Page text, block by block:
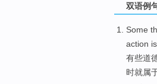
双语例
Some
action is
有些道
时就属